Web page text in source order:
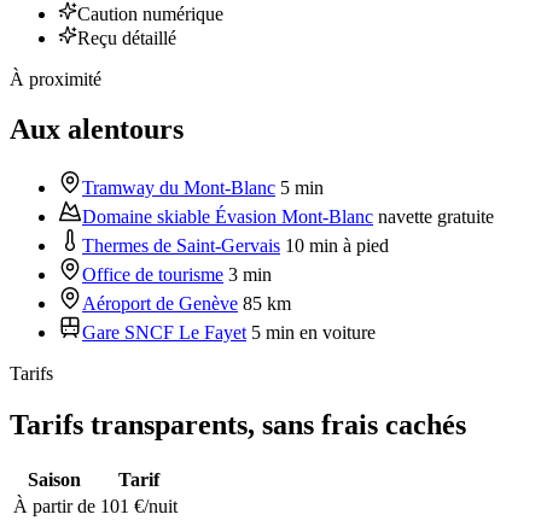
Caution numérique
Reçu détaillé
À proximité
Aux alentours
Tramway du Mont-Blanc 5 min
Domaine skiable Évasion Mont-Blanc navette gratuite
Thermes de Saint-Gervais 10 min à pied
Office de tourisme 3 min
Aéroport de Genève 85 km
Gare SNCF Le Fayet 5 min en voiture
Tarifs
Tarifs transparents, sans frais cachés
Saison
Tarif
À partir de 101 €/nuit